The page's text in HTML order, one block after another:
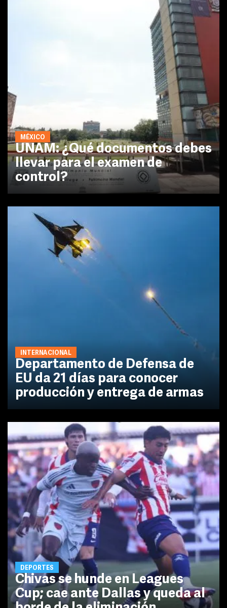
MÉXICO
UNAM: ¿Qué documentos debes
llevar para el examen de
control?
INTERNACIONAL
Departamento de Defensa de
EU da 21 días para conocer
producción y entrega de armas
DEPORTES
Chivas se hunde en Leagues
Cup; cae ante Dallas y queda al